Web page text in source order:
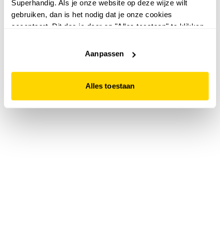
Superhandig. Als je onze website op deze wijze wilt
gebruiken, dan is het nodig dat je onze cookies
accepteert. Dit doe je door op "Alles toestaan" te klikken.
website niet optimaal functioneert.
Aanpassen
Alles toestaan